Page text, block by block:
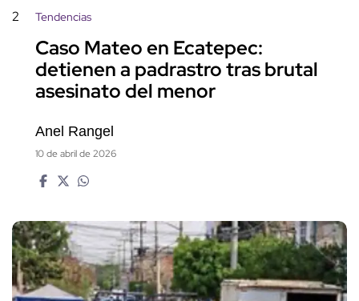
2 Tendencias
Caso Mateo en Ecatepec:
detienen a padrastro tras brutal
asesinato del menor
Anel Rangel
10 de abril de 2026